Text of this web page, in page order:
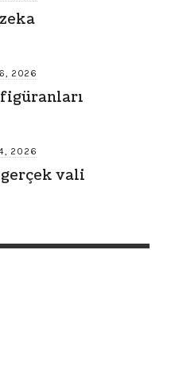
2026
2026
vali